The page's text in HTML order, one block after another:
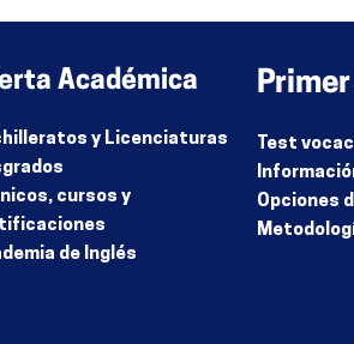
Académica
y Licenciaturas
cursos y
de Inglés
Test
Opciones